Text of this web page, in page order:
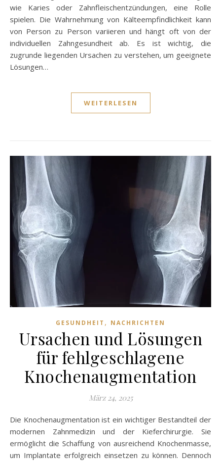
wie Karies oder Zahnfleischentzündungen, eine Rolle
spielen. Die Wahrnehmung von Kälteempfindlichkeit kann
von Person zu Person variieren und hängt oft von der
individuellen Zahngesundheit ab. Es ist wichtig, die
zugrunde liegenden Ursachen zu verstehen, um geeignete
Lösungen…
WEITERLESEN
GESUNDHEIT , NACHRICHTEN
Ursachen und Lösungen
für fehlgeschlagene
Knochenaugmentation
März 24, 2025
Die Knochenaugmentation ist ein wichtiger Bestandteil der
modernen Zahnmedizin und der Kieferchirurgie. Sie
ermöglicht die Schaffung von ausreichend Knochenmasse,
um Implantate erfolgreich einsetzen zu können. Dennoch